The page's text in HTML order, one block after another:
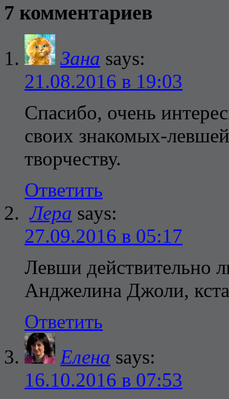
7 комментариев
Зана says:
21.08.2016 в 19:03
Спасибо, очень
своих знакомых-
творчеству.
Ответить
Лера says:
27.09.2016 в 05:17
Левши действительно
Анджелина Джоли,
Ответить
Елена says:
16.10.2016 в 07:53